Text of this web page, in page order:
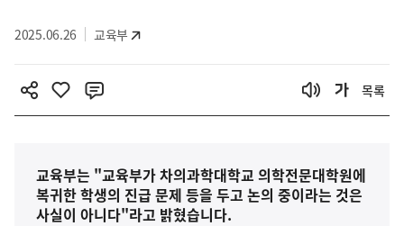
2025.06.26 교육부
목록
교육부는 "교육부가 차의과학대학교 의학전문대학원에
복귀한 학생의 진급 문제 등을 두고 논의 중이라는 것은
사실이 아니다"라고 밝혔습니다.